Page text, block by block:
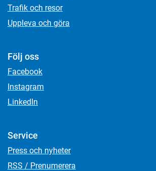
Trafik och resor
Uppleva och göra
Följ oss
Facebook
Instagram
LinkedIn
Service
Press och nyheter
RSS / Prenumerera